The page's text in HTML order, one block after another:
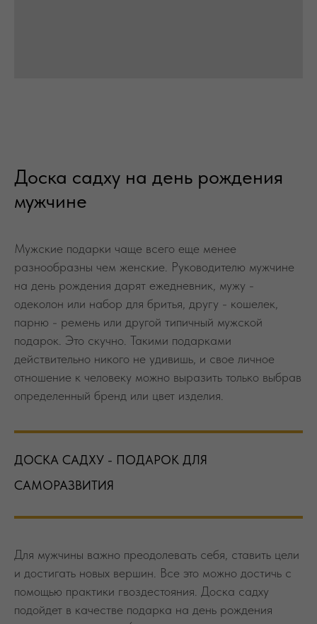
на день рождения дарят ежедневник, мужу -
одеколон или набор для бритья, другу - кошелек,
парню - ремень или другой типичный мужской
действительно никого не удивишь, и свое личное
отношение к человеку можно выразить только выбрав
определенный бренд или цвет изделия.
ДОСКА САДХУ - ПОДАРОК ДЛЯ
САМОРАЗВИТИЯ
и достигать новых вершин. Все это можно достичь с
помощью практики гвоздестояния. Доска садху
мужчине спортсмену (мужу, парню, коллеге или
расслабиться и восстановить силы после
тренировки. Для бизнесмена мужчины, доска с
гвоздями в подарок на день рождения позволит
выделить время на себя, снять стресс и зарядиться